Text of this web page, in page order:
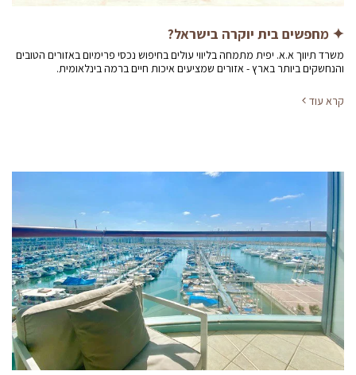
✦ מחפשים בית יוקרה בישראל?
משרד תיווך א.א. יפית מתמחה בליווי עולים בחיפוש נכסי פרימיום באזורים הטובים
והנחשקים ביותר בארץ - אזורים שמציעים איכות חיים ברמה בינלאומית.
קרא עוד